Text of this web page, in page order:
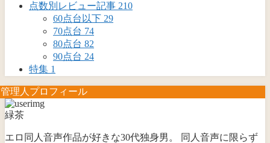
点数別レビュー記事 210
60点台以下 29
70点台 74
80点台 82
90点台 24
特集 1
管理人プロフィール
緑茶
エロ同人音声作品が好きな30代独身男。 同人音声に限らず